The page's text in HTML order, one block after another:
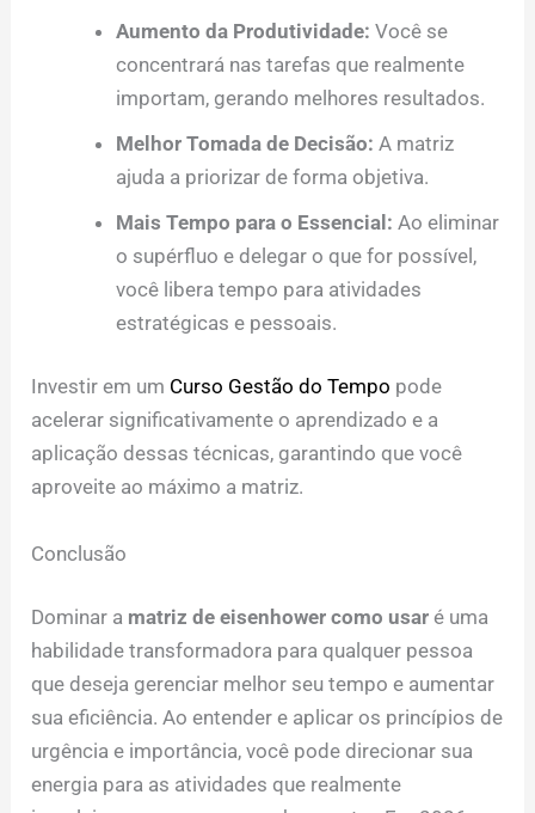
Aumento da Produtividade: Você se
concentrará nas tarefas que realmente
importam, gerando melhores resultados.
Melhor Tomada de Decisão: A matriz
ajuda a priorizar de forma objetiva.
Mais Tempo para o Essencial: Ao eliminar
o supérfluo e delegar o que for possível,
você libera tempo para atividades
estratégicas e pessoais.
Investir em um Curso Gestão do Tempo pode
acelerar significativamente o aprendizado e a
aplicação dessas técnicas, garantindo que você
aproveite ao máximo a matriz.
Conclusão
Dominar a matriz de eisenhower como usar é uma
habilidade transformadora para qualquer pessoa
que deseja gerenciar melhor seu tempo e aumentar
sua eficiência. Ao entender e aplicar os princípios de
urgência e importância, você pode direcionar sua
energia para as atividades que realmente